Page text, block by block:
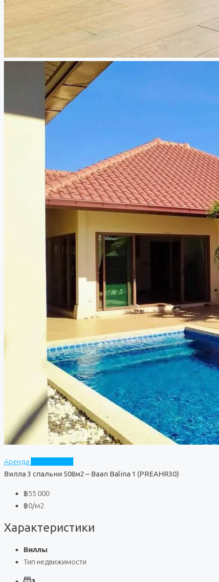
Аренда
Вилла 3 спальни 508м2 – Baan Balina 1 (PREAHR30)
฿55 000
฿0/м2
Характеристики
Виллы
Тип недвижимости